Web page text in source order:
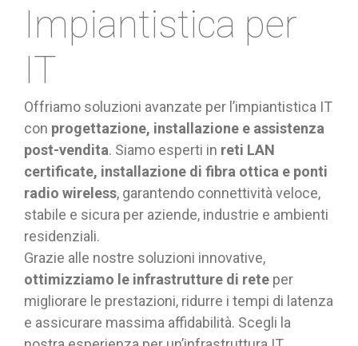
Impiantistica per
IT
Offriamo soluzioni avanzate per l’impiantistica IT
con progettazione, installazione e assistenza
post-vendita. Siamo esperti in reti LAN
certificate, installazione di fibra ottica e ponti
radio wireless, garantendo connettività veloce,
stabile e sicura per aziende, industrie e ambienti
residenziali.
Grazie alle nostre soluzioni innovative,
ottimizziamo le infrastrutture di rete per
migliorare le prestazioni, ridurre i tempi di latenza
e assicurare massima affidabilità. Scegli la